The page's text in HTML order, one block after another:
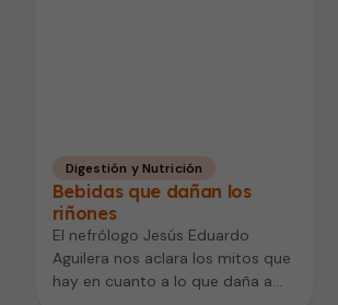
Digestión y Nutrición
Bebidas que dañan los
riñones
El nefrólogo Jesús Eduardo
Aguilera nos aclara los mitos que
hay en cuanto a lo que daña a